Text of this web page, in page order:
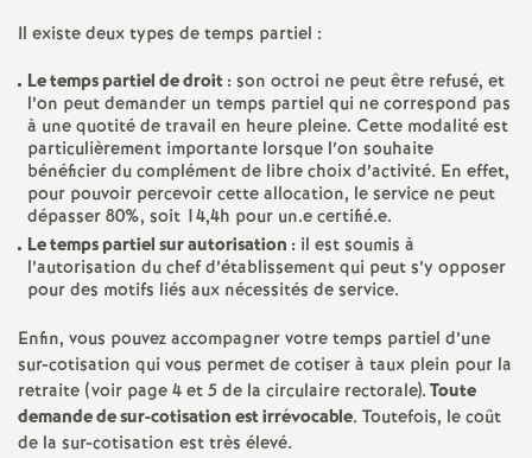
m
e
n
t
s
d
Il existe deux types de temps partiel :
Le temps partiel de droit :son octroi ne peut être refusé, et
l’on peut demander un temps partiel qui ne correspond pas
à une quotité de travail en heure pleine. Cette modalité est
particulièrement importante lorsque l’on souhaite
bénéficier du complément de libre choix d’activité. En effet,
pour pouvoir percevoir cette allocation, le service ne peut
dépasser 80%, soit 14,4h pour un.e certifié.e.
Le temps partiel sur autorisation : il est soumis à
l’autorisation du chef d’établissement qui peut s’y opposer
pour des motifs liés aux nécessités de service.
Enfin, vous pouvez accompagner votre temps partiel d’une
sur-cotisation qui vous permet de cotiser à taux plein pour la
retraite (voir page 4 et 5 de la circulaire rectorale).Toute
demande de sur-cotisation est irrévocable. Toutefois, le coût
de la sur-cotisation est très élevé.